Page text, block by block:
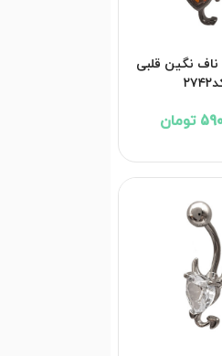
نگین قلبی